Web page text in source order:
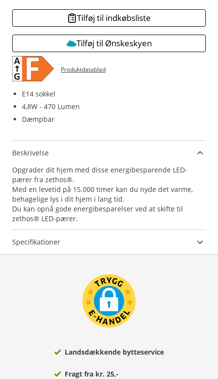
Produktdatablad
E14 sokkel
4,8W - 470 Lumen
Dæmpbar
Tilføj til indkøbsliste
Tilføj til Ønskeskyen
Beskrivelse
Opgrader dit hjem med disse energibesparende LED-
pærer fra zethos®.
Med en levetid på 15.000 timer kan du nyde det varme,
behagelige lys i dit hjem i lang tid.
Du kan opnå gode energibesparelser ved at skifte til
zethos® LED-pærer.
Specifikationer
Landsdækkende bytteservice
Fragt fra kr. 25,-